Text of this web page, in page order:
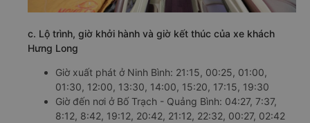
c. Lộ trình, giờ khởi hành và giờ kết thúc của xe khách
Hưng Long
Giờ xuất phát ở Ninh Bình: 21:15, 00:25, 01:00,
01:30, 12:00, 13:30, 14:00, 15:20, 17:15, 19:30
Giờ đến nơi ở Bố Trạch - Quảng Bình: 04:27, 7:37,
8:12, 8:42, 19:12, 20:42, 21:12, 22:32, 00:27, 02:42